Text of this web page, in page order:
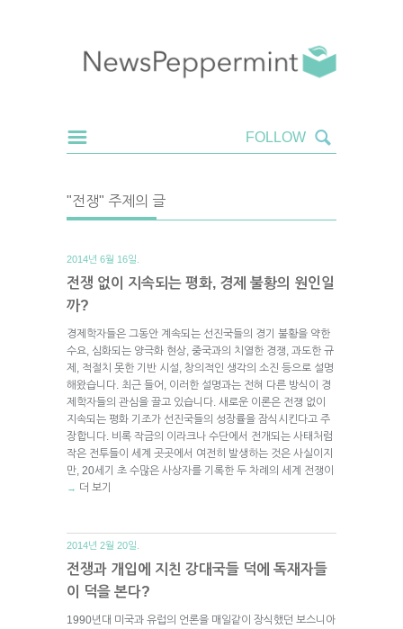
"전쟁" 주제의 글
2014년 6월 16일.
전쟁 없이 지속되는 평화, 경제 불황의 원인일
까?
경제학자들은 그동안 계속되는 선진국들의 경기 불황을 약한
수요, 심화되는 양극화 현상, 중국과의 치열한 경쟁, 과도한 규
제, 적절치 못한 기반 시설, 창의적인 생각의 소진 등으로 설명
해왔습니다. 최근 들어, 이러한 설명과는 전혀 다른 방식이 경
제학자들의 관심을 끌고 있습니다. 새로운 이론은 전쟁 없이
지속되는 평화 기조가 선진국들의 성장률을 잠식시킨다고 주
장합니다. 비록 작금의 이라크나 수단에서 전개되는 사태처럼
작은 전투들이 세계 곳곳에서 여전히 발생하는 것은 사실이지
만, 20세기 초 수많은 사상자를 기록한 두 차례의 세계 전쟁이
→ 더 보기
2014년 2월 20일.
전쟁과 개입에 지친 강대국들 덕에 독재자들
이 덕을 본다?
1990년대 미국과 유럽의 언론을 매일같이 장식했던 보스니아